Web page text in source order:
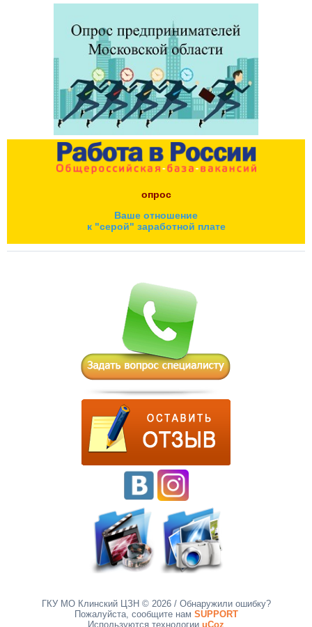
опрос
Ваше отношение
к "серой" заработной плате
ГКУ МО Клинский ЦЗН © 2026/ Обнаружили ошибку?
Пожалуйста, сообщите нам SUPPORT
Используются технологии uCoz